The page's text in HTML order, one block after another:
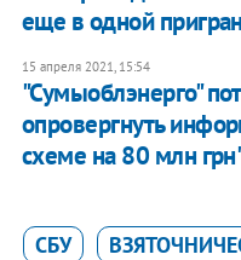
еще в одной
15 апреля 2021, 15:54
"Сумыоблэнерго"
опровергнуть
схеме на 80 млн
СБУ